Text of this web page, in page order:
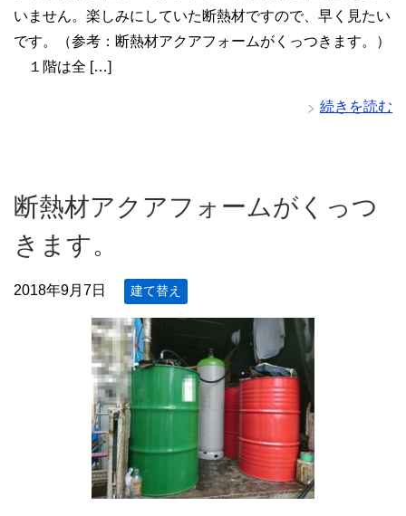
いません。楽しみにしていた断熱材ですので、早く見たい
です。（参考：断熱材アクアフォームがくっつきます。）
１階は全 […]
続きを読む
断熱材アクアフォームがくっつ
きます。
2018年9月7日 建て替え